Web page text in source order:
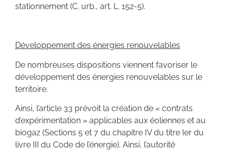
stationnement (C. urb., art. L. 152-5).
Développement des énergies renouvelables
De nombreuses dispositions viennent favoriser le
développement des énergies renouvelables sur le
territoire.
Ainsi, l’article 33 prévoit la création de « contrats
d’expérimentation » applicables aux éoliennes et au
biogaz (Sections 5 et 7 du chapitre IV du titre Ier du
livre III du Code de l’énergie). Ainsi, l’autorité